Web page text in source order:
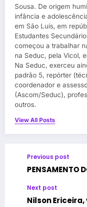
Sousa. De origem
infância e
em São Luís, em
Estudantes
começou a trabalhar
na Seduc, pela Vicol,
Na Seduc, exerceu
padrão 5, repórter
coordenador e
(Ascom/Seduc),
outros.
View All Posts
Previous post
PENSAMENTO
Next post
Nilson